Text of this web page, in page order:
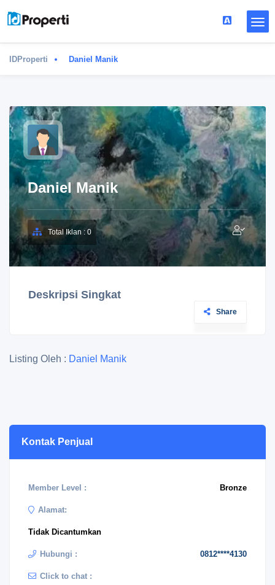
IDProperti Daniel Manik
Daniel Manik
Total Iklan : 0
Deskripsi Singkat
Share
Listing Oleh : Daniel Manik
Kontak Penjual
Member Level : Bronze
Alamat:
Tidak Dicantumkan
Hubungi : 0812****4130
Click to chat :